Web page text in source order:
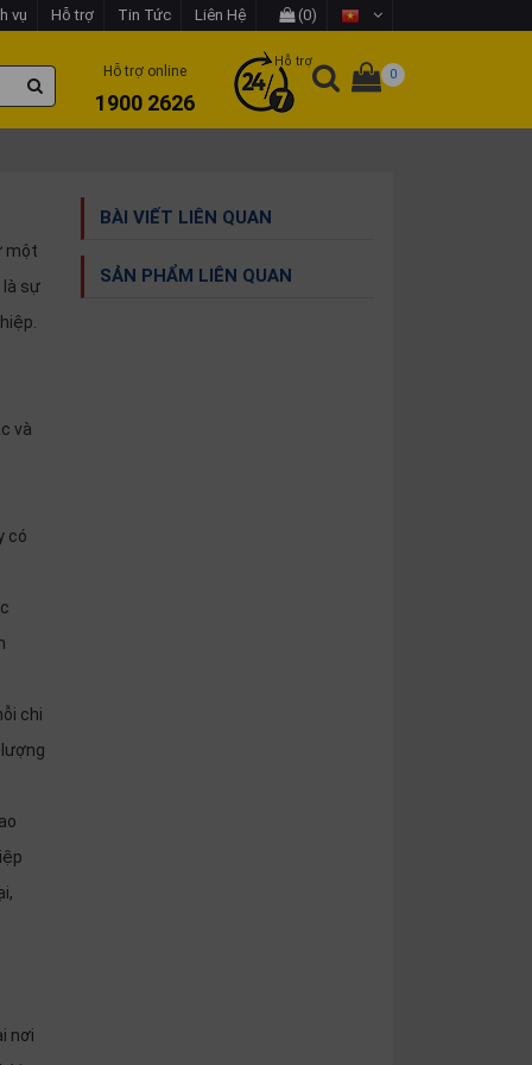
vụ Hỗ trợ Tin Tức Liên Hệ (0)
Hỗ trợ online
1900 2626
Hỗ trợ
0
một
sự
và
có
chi
nơi
BÀI VIẾT LIÊN QUAN
SẢN PHẨM LIÊN QUAN